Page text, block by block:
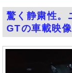
3大盆休みの害悪車「常
シカさん 凄まじい食欲
齋藤陽アナ ベルトで締
【悲報】NHK、フジテ
『薬屋のひとりごと』
驚く静粛性。
GTの車載映像